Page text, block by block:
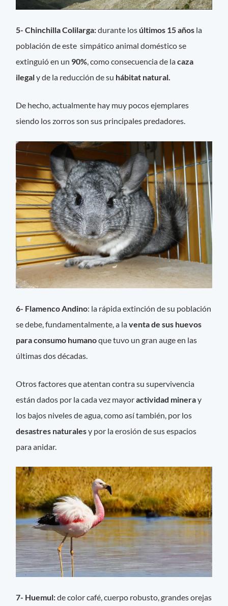
5- Chinchilla Colilarga:durante los últimos 15 años la
población de este simpático animal doméstico se
extinguió en un 90%, como consecuencia de lacaza
ilegaly de la reducción de su hábitat natural.
De hecho, actualmente hay muy pocos ejemplares
siendo los zorros son sus principales predadores.
6- Flamenco Andino: la rápida extinción de su población
se debe, fundamentalmente, a laventa de sus huevos
para consumo humanoque tuvo un gran auge en las
últimas dos décadas.
Otros factores que atentan contra su supervivencia
están dados por la cada vez mayoractividad mineray
los bajos niveles de agua, como así también, por los
desastres naturalesy por la erosión de sus espacios
para anidar.
7- Huemul:de color café, cuerpo robusto, grandes orejas